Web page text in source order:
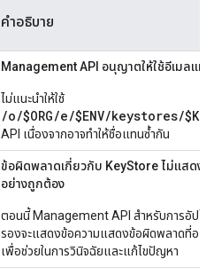
คำอธิบาย
Management API อนุญาตให้ใช้อีเมลแท
ไม่แนะนําให้ใช้
/o/$ORG/e/$ENV/keystores/
API เนื่องจากอาจทําให้ชื่อแทนซ้ำกัน
ข้อผิดพลาดเกี่ยวกับ KeyStore ไม่แสดงใ
อย่างถูกต้อง
ตอนนี้ Management API สำหรับการอัปโห
รองจะแสดงข้อความแสดงข้อผิดพลาดที่อธิบ
เพื่อช่วยในการวินิจฉัยและแก้ไขปัญหา